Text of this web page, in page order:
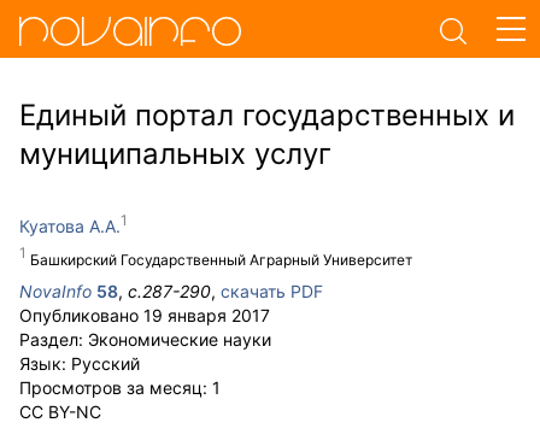
Единый портал государственных и
муниципальных услуг
Куатова А.А.
Башкирский Государственный Аграрный Университет
NovaInfo 58, с.287-290, скачать PDF
Опубликовано 19 января 2017
Раздел: Экономические науки
Язык: Русский
Просмотров за месяц: 1
CC BY-NC